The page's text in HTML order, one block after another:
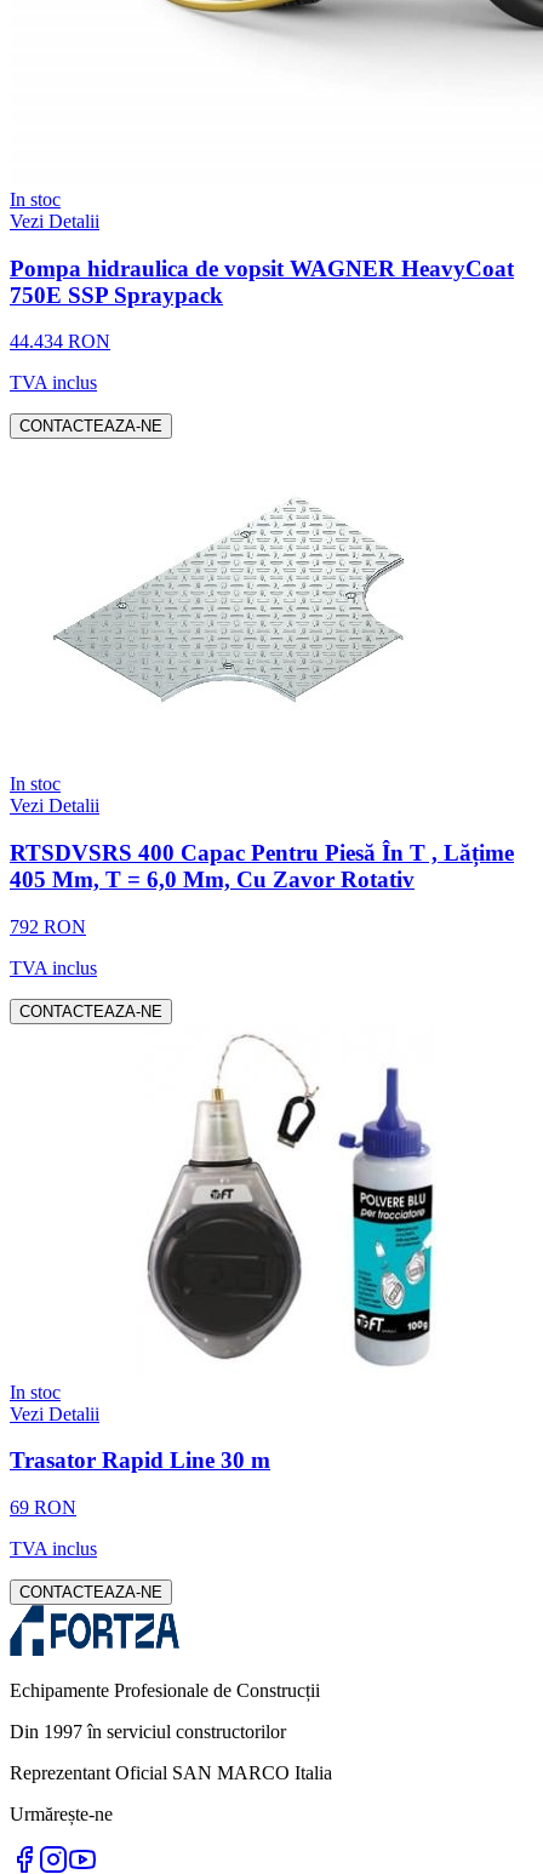
In stoc
Vezi Detalii
Pompa hidraulica de vopsit WAGNER HeavyCoat
750E SSP Spraypack
44.434 RON
TVA inclus
CONTACTEAZA-NE
In stoc
Vezi Detalii
RTSDVSRS 400 Capac Pentru Piesă În T , Lățime
405 Mm, T = 6,0 Mm, Cu Zavor Rotativ
792 RON
TVA inclus
CONTACTEAZA-NE
In stoc
Vezi Detalii
Trasator Rapid Line 30 m
69 RON
TVA inclus
CONTACTEAZA-NE
Echipamente Profesionale de Construcții
Din 1997 în serviciul constructorilor
Reprezentant Oficial SAN MARCO Italia
Urmărește-ne